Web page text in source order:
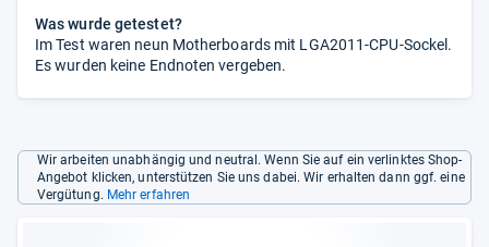
Was wurde getestet?
Im Test waren neun Motherboards mit LGA2011-CPU-Sockel.
Es wurden keine Endnoten vergeben.
Wir arbeiten unabhängig und neutral. Wenn Sie auf ein verlinktes Shop-
Angebot klicken, unterstützen Sie uns dabei. Wir erhalten dann ggf. eine
Vergütung. Mehr erfahren